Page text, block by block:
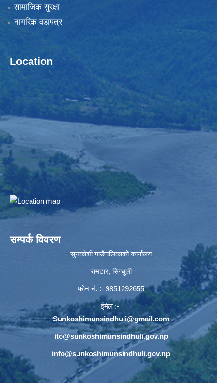
सामाजिक सुरक्षा
नागरिक वडापत्र
Location
सम्पर्क विवरण
सुनकोशी गाउँपालिकाको कार्यालय
रामटार, सिन्धुली
फोन नं‍. :- 9851292655
ईमेल :-
Sunkoshimunsindhuli@gmail.com
ito@sunkoshimunsindhuli.gov.np
info@sunkoshimunsindhuli.gov.np